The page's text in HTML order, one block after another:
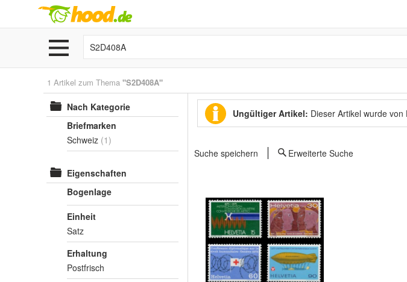
1 Artikel zum Thema "S2D408A"
Nach Kategorie
Briefmarken
Schweiz (1)
Eigenschaften
Bogenlage
Einheit
Satz
Erhaltung
Postfrisch
Ungültiger Artikel: Dieser Artikel wurde
Suche speichern Erweiterte Suche